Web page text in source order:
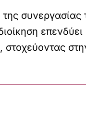
επενδύει